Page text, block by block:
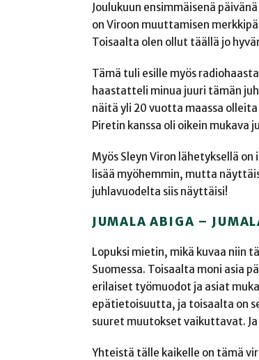
Joulukuun ensimmäisenä
on Viroon muuttamisen
Toisaalta olen ollut täällä jo
Tämä tuli esille myös
haastatteli minua juuri tämän
näitä yli 20 vuotta maassa
Piretin kanssa oli oikein
Myös Sleyn Viron lähetyksellä
lisää myöhemmin, mutta
juhlavuodelta siis näyttäisi!
JUMALA ABIGA –
Lopuksi mietin, mikä kuvaa niin
Suomessa. Toisaalta moni asia
erilaiset työmuodot ja asiat
epätietoisuutta, ja toisaalta on
suuret muutokset vaikuttavat.
Yhteistä tälle kaikelle on tämä